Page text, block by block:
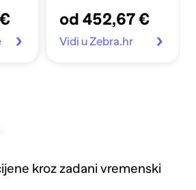
od 452,67 €
Vidi u Zebra.hr
kroz zadani vremenski